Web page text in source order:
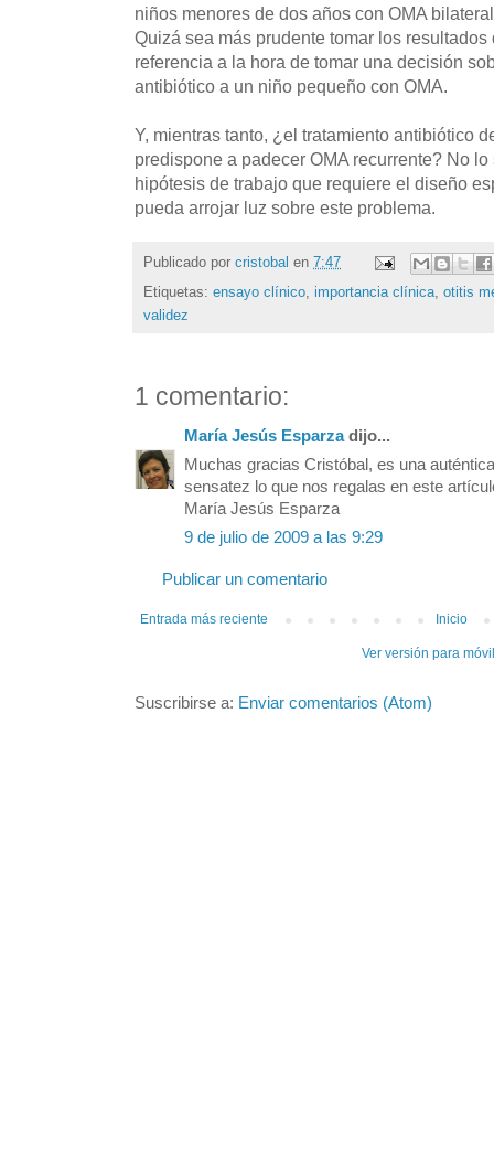
niños menores de dos años con OMA
Quizá sea más prudente tomar los
referencia a la hora de tomar una decisión
antibiótico a un niño pequeño con OMA.
Y, mientras tanto, ¿el tratamiento antibiótico
predispone a padecer OMA recurrente? No
hipótesis de trabajo que requiere el diseño
pueda arrojar luz sobre este problema.
Publicado por cristobal en 7:47
Etiquetas: ensayo clínico, importancia clínica, otitis
validez
1 comentario:
María Jesús Esparzadijo...
Muchas gracias Cristóbal, es una
sensatez lo que nos regalas en este
María Jesús Esparza
9 de julio de 2009 a las 9:29
Publicar un comentario
Entrada más reciente Inicio
Ver versión para
Suscribirse a: Enviar comentarios (Atom)